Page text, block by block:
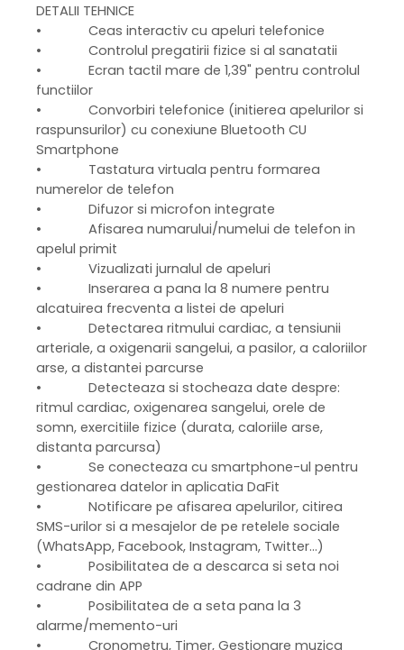
DETALII TEHNICE
• Ceas interactiv cu apeluri telefonice
• Controlul pregatirii fizice si al sanatatii
• Ecran tactil mare de 1,39" pentru controlul
functiilor
• Convorbiri telefonice (initierea apelurilor si
raspunsurilor) cu conexiune Bluetooth CU
Smartphone
• Tastatura virtuala pentru formarea
numerelor de telefon
• Difuzor si microfon integrate
• Afisarea numarului/numelui de telefon in
apelul primit
• Vizualizati jurnalul de apeluri
• Inserarea a pana la 8 numere pentru
alcatuirea frecventa a listei de apeluri
• Detectarea ritmului cardiac, a tensiunii
arteriale, a oxigenarii sangelui, a pasilor, a caloriilor
arse, a distantei parcurse
• Detecteaza si stocheaza date despre:
ritmul cardiac, oxigenarea sangelui, orele de
somn, exercitiile fizice (durata, caloriile arse,
distanta parcursa)
• Se conecteaza cu smartphone-ul pentru
gestionarea datelor in aplicatia DaFit
• Notificare pe afisarea apelurilor, citirea
SMS-urilor si a mesajelor de pe retelele sociale
(WhatsApp, Facebook, Instagram, Twitter...)
• Posibilitatea de a descarca si seta noi
cadrane din APP
• Posibilitatea de a seta pana la 3
alarme/memento-uri
• Cronometru, Timer, Gestionare muzica